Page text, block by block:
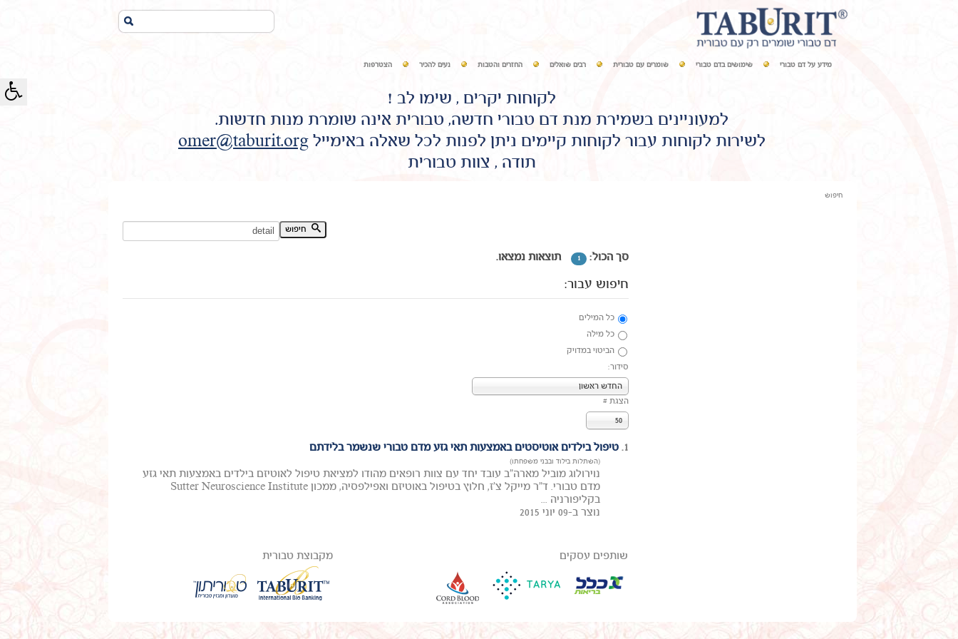
מידע על דם טבורי שימושים בדם טבורי שומרים עם טבורית רבים שואלים החזרים והטבות נעים להכיר הצטרפות
לקוחות יקרים , שימו לב !
למעוניינים בשמירת מנת דם טבורי חדשה, טבורית אינה שומרת מנות חדשות.
לשירות לקוחות עבור לקוחות קיימים ניתן לפנות לכל שאלה באימייל omer@taburit.org
תודה , צוות טבורית
חיפוש
חיפוש מילת מפתח:
סך הכול: 1 תוצאות נמצאו.
חיפוש עבור:
כל המילים
כל מילה
הביטוי במדויק
סידור:
החדש ראשון
הצגת #
50
1. טיפול בילדים אוטיסטים באמצעות תאי גזע מדם טבורי שנשמר בלידתם
(השתלות בילוד ובבני משפחתו)
נוירולוג מוביל מארה"ב עובד יחד עם צוות רופאים מהודו למציאת טיפול לאוטיזם בילדים באמצעות תאי גזע
מדם טבורי. ד"ר מייקל צ'ז, חלוץ בטיפול באוטיזם ואפילפסיה, ממכון Sutter Neuroscience Institute
בקליפורניה ...
נוצר ב-09 יוני 2015
שותפים עסקים מקבוצת טבורית